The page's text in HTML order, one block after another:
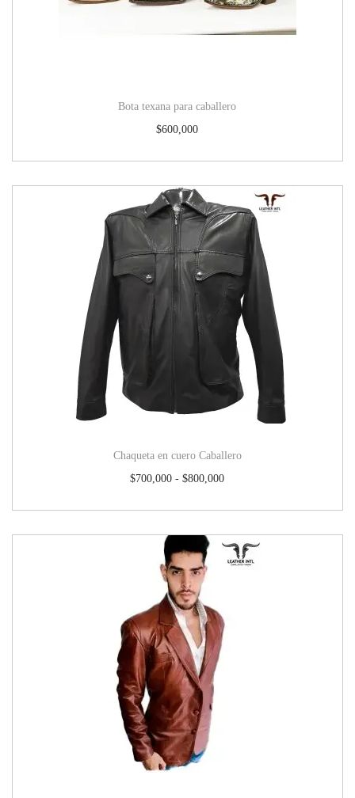
Bota texana para caballero
$600,000
Chaqueta en cuero Caballero
$700,000 - $800,000